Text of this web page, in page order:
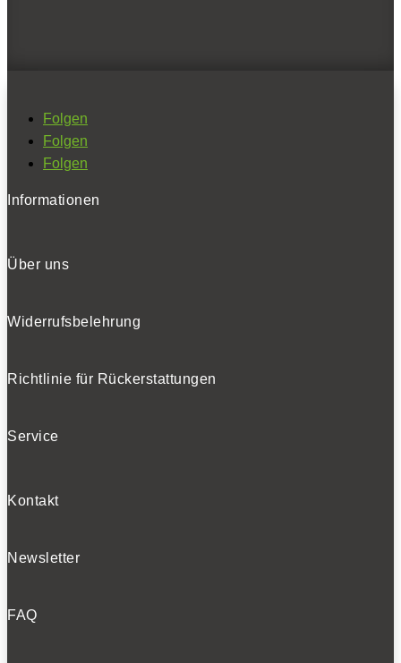
Folgen
Folgen
Folgen
Informationen
Über uns
Widerrufsbelehrung
Richtlinie für Rückerstattungen
Service
Kontakt
Newsletter
FAQ